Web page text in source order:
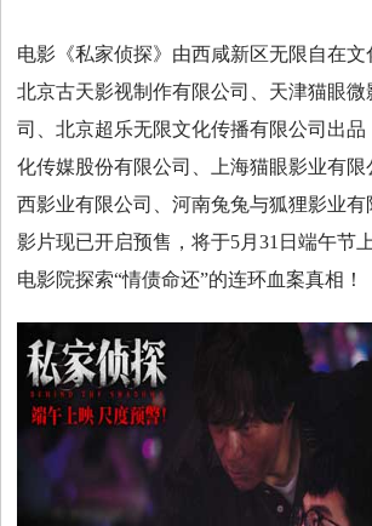
电影《私家侦探》由西咸新区无限自在文
北京古天影视制作有限公司、天津猫眼
司、北京超乐无限文化传播有限公司出
化传媒股份有限公司、上海猫眼影业有
西影业有限公司、河南兔兔与狐狸影业有
影片现已开启预售，将于5月31日端午节
电影院探索“情债命还”的连环血案真相！